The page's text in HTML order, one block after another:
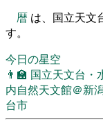
暦 は、国立天文
す。
今日の星空
👨‍🏫 国立天文台・
内自然天文館＠新
台市